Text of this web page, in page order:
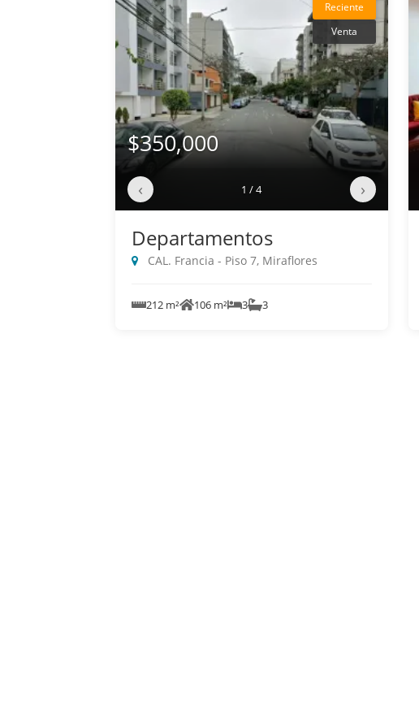
Reciente
Venta
$350,000
‹ 1 / 4 ›
Departamentos
CAL. Francia - Piso 7, Miraflores
212 m² 106 m² 3 3